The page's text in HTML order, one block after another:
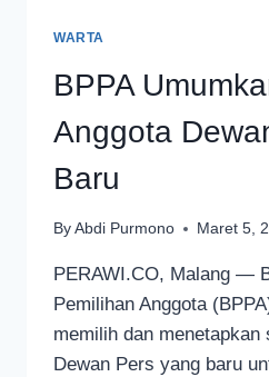
WARTA
BPPA
Anggota
Baru
By Abdi Purmono Maret 5,
PERAWI.CO, Malang —
Pemilihan Anggota
memilih dan menetapkan
Dewan Pers yang baru